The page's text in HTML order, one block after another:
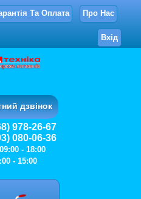
Та Оплата Про Нас
Вхід
дзвінок
978-26-67
080-06-36
- 18:00
- 15:00